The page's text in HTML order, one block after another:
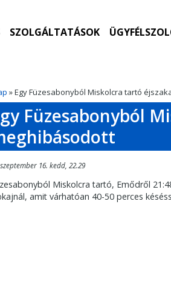
SZOLGÁLTATÁSOK
» Egy Füzesabonyból Miskolcra tartó
Füzesabonyból
16. kedd, 22.29
Miskolcra tartó, Emődről
amit várhatóan 40-50 perces